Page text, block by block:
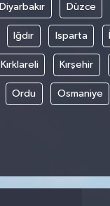
Diyarbakır Düzce
Iğdır Isparta
Kırklareli Kırşehir
Ordu Osmaniye